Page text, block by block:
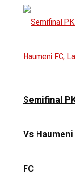
Semifinal
Vs
FC